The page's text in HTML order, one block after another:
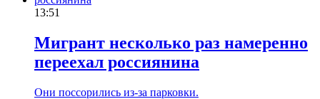
13:51
Мигрант несколько раз намеренно
переехал россиянина
Они поссорились из-за парковки.